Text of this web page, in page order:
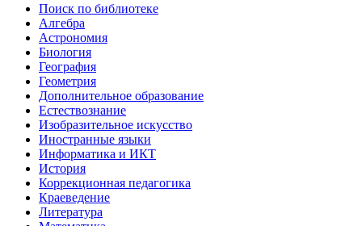
Поиск по библиотеке
Алгебра
Астрономия
Биология
География
Геометрия
Дополнительное образование
Естествознание
Изобразительное искусство
Иностранные языки
Информатика и ИКТ
История
Коррекционная педагогика
Краеведение
Литература